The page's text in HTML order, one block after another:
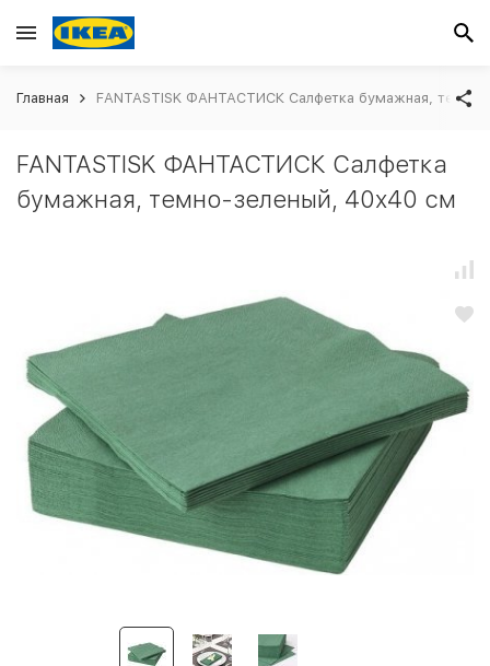
Главная FANTASTISK ФАНТАСТИСК Салфетка бумажная,
FANTASTISK ФАНТАСТИСК Салфетка
бумажная, темно-зеленый, 40x40 см